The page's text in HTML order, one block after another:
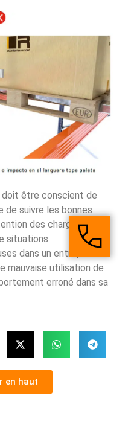
doit être conscient de
de suivre les bonnes
des charges. Un
situations
dans un entrepôt
mauvaise utilisation de
erroné dans sa
en haut